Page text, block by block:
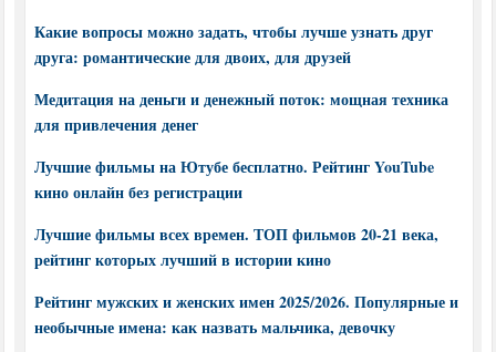
Какие вопросы можно задать, чтобы лучше узнать друг
друга: романтические для двоих, для друзей
Медитация на деньги и денежный поток: мощная техника
для привлечения денег
Лучшие фильмы на Ютубе бесплатно. Рейтинг YouTube
кино онлайн без регистрации
Лучшие фильмы всех времен. ТОП фильмов 20-21 века,
рейтинг которых лучший в истории кино
Рейтинг мужских и женских имен 2025/2026. Популярные и
необычные имена: как назвать мальчика, девочку